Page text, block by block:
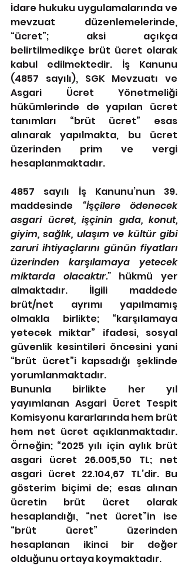
İdare hukuku uygulamalarında ve
mevzuat düzenlemelerinde,
“ücret”; aksi açıkça
belirtilmedikçe brüt ücret olarak
kabul edilmektedir. İş Kanunu
(4857 sayılı), SGK Mevzuatı ve
Asgari Ücret Yönetmeliği
hükümlerinde de yapılan ücret
tanımları “brüt ücret” esas
alınarak yapılmakta, bu ücret
üzerinden prim ve vergi
hesaplanmaktadır.
4857 sayılı İş Kanunu’nun 39.
maddesinde “İşçilere ödenecek
asgari ücret, işçinin gıda, konut,
giyim, sağlık, ulaşım ve kültür gibi
zaruri ihtiyaçlarını günün fiyatları
üzerinden karşılamaya yetecek
miktarda olacaktır.” hükmü yer
almaktadır. İlgili maddede
brüt/net ayrımı yapılmamış
olmakla birlikte; “karşılamaya
yetecek miktar” ifadesi, sosyal
güvenlik kesintileri öncesini yani
“brüt ücret”i kapsadığı şeklinde
yorumlanmaktadır.
Bununla birlikte her yıl
yayımlanan Asgari Ücret Tespit
Komisyonu kararlarında hem brüt
hem net ücret açıklanmaktadır.
Örneğin; “2025 yılı için aylık brüt
asgari ücret 26.005,50 TL; net
asgari ücret 22.104,67 TL’dir. Bu
gösterim biçimi de; esas alınan
ücretin brüt ücret olarak
hesaplandığı, “net ücret”in ise
“brüt ücret” üzerinden
hesaplanan ikinci bir değer
olduğunu ortaya koymaktadır.